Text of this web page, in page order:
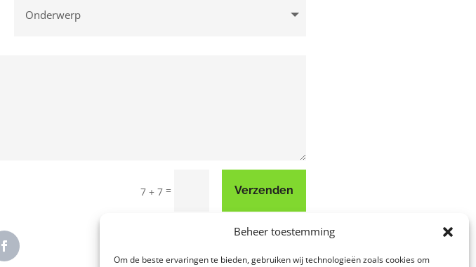
Beheer toestemming
Om de beste ervaringen te bieden, gebruiken wij technologieën zoals cookies om
7 + 7 = Verzenden